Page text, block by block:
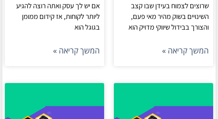
שרוצים לצמוח בעידן שבו קצב
השינויים בשוק מהיר מאי פעם,
והצורך בבידול שיווקי מדויק הוא
המשך קריאה »
אם יש לך עסק ואתה רוצה להגיע
ליותר לקוחות, אז קידום ממומן
בגוגל הוא
המשך קריאה »